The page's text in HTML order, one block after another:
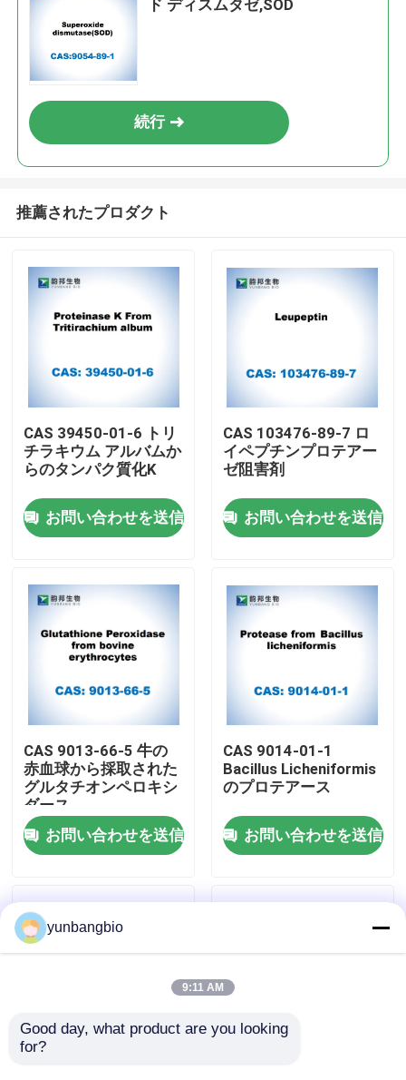
プロダクト
私達について
工場旅行
品質管理
私達に連絡しなさい
ニュース
場合
ド ディスムタゼ,SOD
続行
推薦されたプロダクト
CAS 39450-01-6 トリ
チラキウム アルバムか
らのタンパク質化K
お問い合わせを送信
CAS 103476-89-7 ロ
イペプチンプロテアー
ゼ阻害剤
お問い合わせを送信
CAS 9013-66-5 牛の
赤血球から採取された
グルタチオンペロキシ
ダース
お問い合わせを送信
CAS 9014-01-1
Bacillus Licheniformis
のプロテアース
お問い合わせを送信
yunbangbio
9:11 AM
Good day, what product are you looking
for?